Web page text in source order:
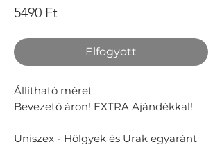
5490 FtÁr
Elfogyott
Állítható méret
Bevezető áron! EXTRA Ajándékkal!
Uniszex - Hölgyek és Urak egyaránt